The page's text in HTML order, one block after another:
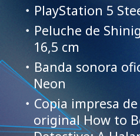
・PlayStation 5
・Peluche de
16,5 cm
・Banda sonora
Neon
・Copia impresa
original How to